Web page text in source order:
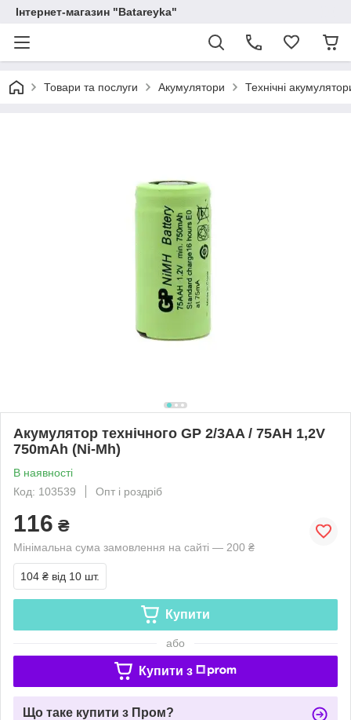
Інтернет-магазин "Batareyka"
Товари та послуги Акумулятори Технічні
Акумулятор технічного GP 2/3AA / 75AH 1,2V
750mAh (Ni-Mh)
В наявності
Код: 103539
Опт і роздріб
116 ₴
Мінімальна сума замовлення на сайті — 200 ₴
104 ₴ від 10 шт.
Купити
або
Купити з
Що таке купити з Пром?